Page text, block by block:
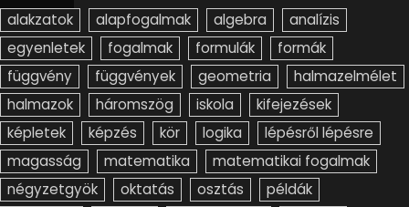
alakzatok alapfogalmak algebra
analízis
egyenletek
fogalmak formulák
formák
függvény
függvények geometria
halmazelmélet
halmazok
háromszög iskola
kifejezések
képletek
képzés kör logika
lépésről lépésre
magasság
matematika
matematikai fogalmak
négyzetgyök
oktatás osztás
példák